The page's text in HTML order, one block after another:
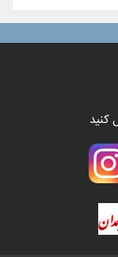
کنید